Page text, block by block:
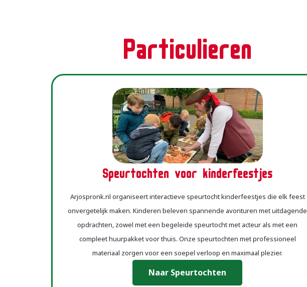
Particulieren
Speurtochten voor kinderfeestjes
Arjospronk.nl organiseert interactieve speurtocht kinderfeestjes die elk feest
onvergetelijk maken. Kinderen beleven spannende avonturen met uitdagende
opdrachten, zowel met een begeleide speurtocht met acteur als met een
compleet huurpakket voor thuis. Onze speurtochten met professioneel
materiaal zorgen voor een soepel verloop en maximaal plezier.
Naar Speurtochten